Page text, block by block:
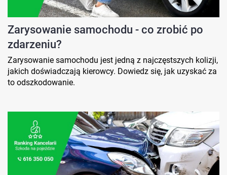
Zarysowanie samochodu - co zrobić po
zdarzeniu?
Zarysowanie samochodu jest jedną z najczęstszych kolizji,
jakich doświadczają kierowcy. Dowiedz się, jak uzyskać za
to odszkodowanie.